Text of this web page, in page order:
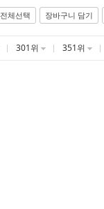
전체선택 장바구니 담기
301위 351위